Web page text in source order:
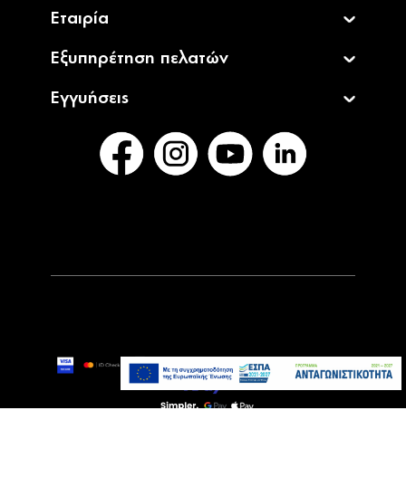
Άμεσα Διαθέσιμο
Προσθήκη στο καλάθι
Εταιρία
Εξυπηρέτηση πελατών
Εγγυήσεις